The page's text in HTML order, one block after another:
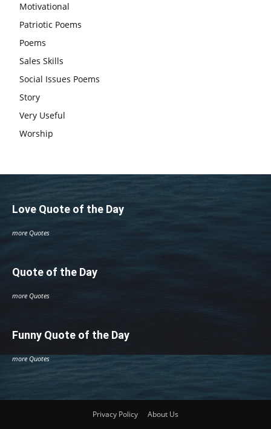
Motivational
Patriotic Poems
Poems
Sales Skills
Social Issues Poems
Story
Very Useful
Worship
Love Quote of the Day
more Quotes
Quote of the Day
more Quotes
Funny Quote of the Day
more Quotes
Privacy Policy About Us